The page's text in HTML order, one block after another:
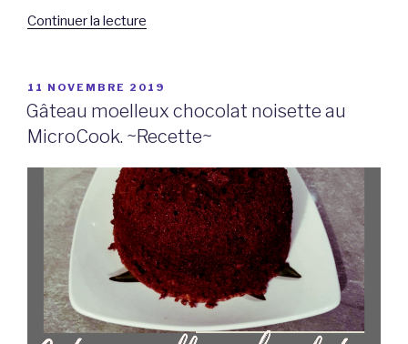
Continuer la lecture
gâteau
sur
le
Panda. »
PUBLIÉ
LE
11 NOVEMBRE 2019
Gâteau moelleux chocolat noisette au
MicroCook. ~Recette~